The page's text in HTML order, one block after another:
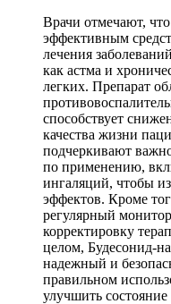
Врачи отмечают,
эффективным
лечения
как астма и
легких. Препарат
способствует
качества жизни
подчеркивают
по применению,
ингаляций, чтобы
эффектов. Кроме
регулярный
корректировку
целом, Будесонид-
надежный и
правильном
улучшить